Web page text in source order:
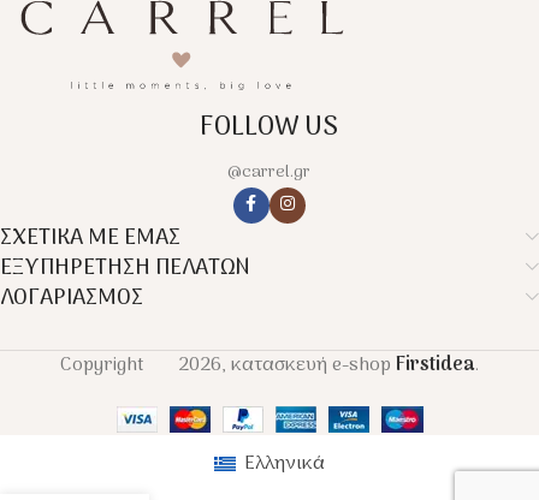
FOLLOW US
@carrel.gr
ΣΧΕΤΙΚΑ ΜΕ ΕΜΑΣ
ΕΞΥΠΗΡΕΤΗΣΗ ΠΕΛΑΤΩΝ
ΛΟΓΑΡΙΑΣΜΟΣ
Copyright 2026, κατασκευή e-shopFirstidea.
Ελληνικά